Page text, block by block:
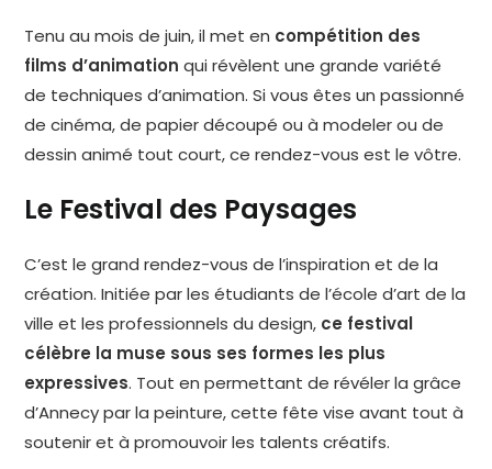
Tenu au mois de juin, il met en compétition des
films d’animation qui révèlent une grande variété
de techniques d’animation. Si vous êtes un passionné
de cinéma, de papier découpé ou à modeler ou de
dessin animé tout court, ce rendez-vous est le vôtre.
Le Festival des Paysages
C’est le grand rendez-vous de l’inspiration et de la
création. Initiée par les étudiants de l’école d’art de la
ville et les professionnels du design, ce festival
célèbre la muse sous ses formes les plus
expressives. Tout en permettant de révéler la grâce
d’Annecy par la peinture, cette fête vise avant tout à
soutenir et à promouvoir les talents créatifs.